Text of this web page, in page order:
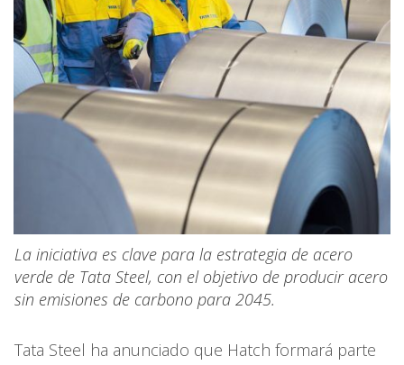
La iniciativa es clave para la estrategia de acero
verde de Tata Steel, con el objetivo de producir acero
sin emisiones de carbono para 2045.
Tata Steel ha anunciado que Hatch formará parte